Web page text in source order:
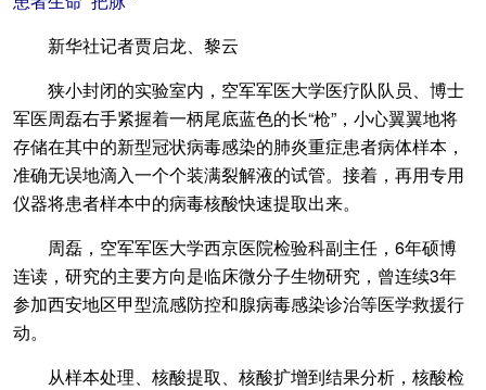
新华社记者贾启龙、黎云
狭小封闭的实验室内，空军军医大学医疗队队员、博士
军医周磊右手紧握着一柄尾底蓝色的长“枪”，小心翼翼地将
存储在其中的新型冠状病毒感染的肺炎重症患者病体样本，
准确无误地滴入一个个装满裂解液的试管。接着，再用专用
仪器将患者样本中的病毒核酸快速提取出来。
周磊，空军军医大学西京医院检验科副主任，6年硕博
连读，研究的主要方向是临床微分子生物研究，曾连续3年
参加西安地区甲型流感防控和腺病毒感染诊治等医学救援行
动。
从样本处理、核酸提取、核酸扩增到结果分析，核酸检